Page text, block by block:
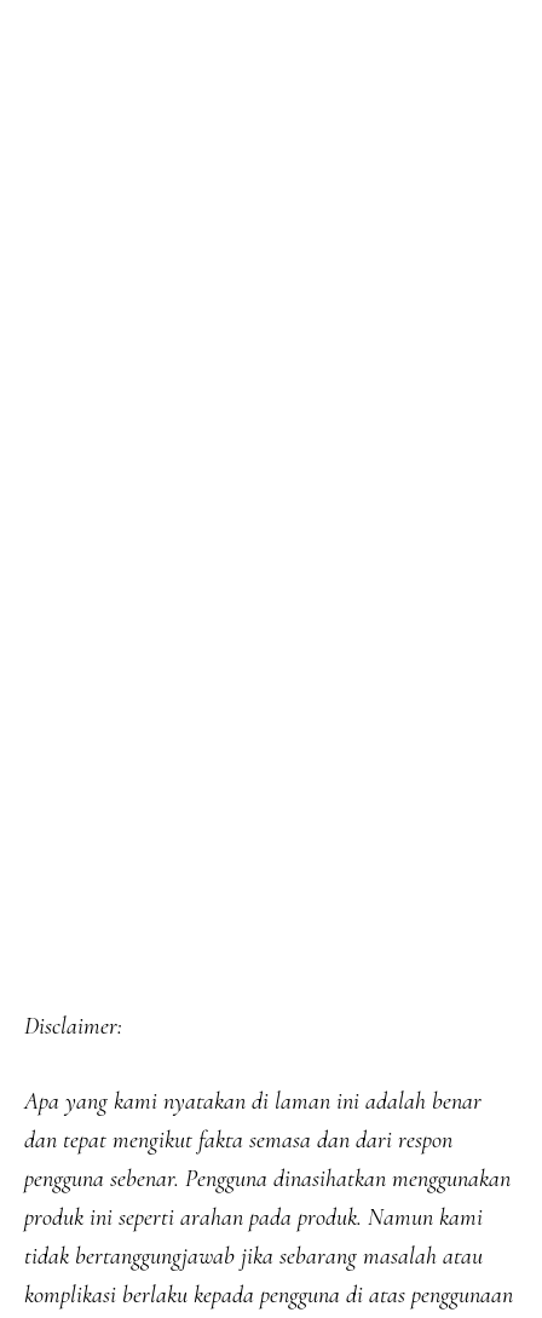
Disclaimer:
Apa yang kami nyatakan di laman ini adalah benar
dan tepat mengikut fakta semasa dan dari respon
pengguna sebenar. Pengguna dinasihatkan menggunakan
produk ini seperti arahan pada produk. Namun kami
tidak bertanggungjawab jika sebarang masalah atau
komplikasi berlaku kepada pengguna di atas penggunaan